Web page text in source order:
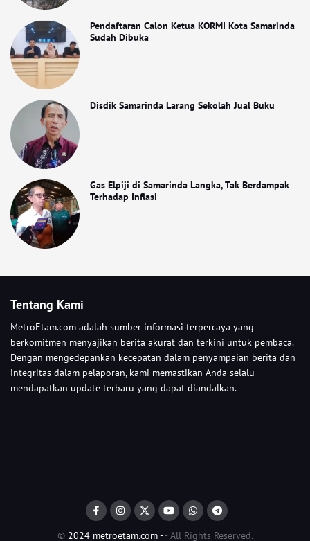
Pendaftaran Calon Ketua KORMI Kota Samarinda
Sudah Dibuka
Disdik Samarinda Larang Sekolah Jual Buku
Gas Elpiji di Samarinda Langka, Tak Berdampak
Terhadap Inflasi
Tentang Kami
MetroEtam.com adalah sumber informasi terpercaya yang
berkomitmen menyajikan berita akurat dan terkini untuk pembaca.
Dengan mengedepankan kecepatan dalam penyampaian berita dan
integritas dalam pelaporan, kami memastikan Anda selalu
mendapatkan update terbaru yang dapat diandalkan.
© 2024 metroetam.com -- All Rights Reserved.